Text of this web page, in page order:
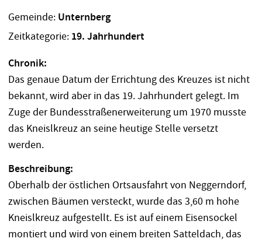
Gemeinde: Unternberg
Zeitkategorie: 19. Jahrhundert
Chronik:
Das genaue Datum der Errichtung des Kreuzes ist nicht
bekannt, wird aber in das 19. Jahrhundert gelegt. Im
Zuge der Bundesstraßenerweiterung um 1970 musste
das Kneislkreuz an seine heutige Stelle versetzt
werden.
Beschreibung:
Oberhalb der östlichen Ortsausfahrt von Neggerndorf,
zwischen Bäumen versteckt, wurde das 3,60 m hohe
Kneislkreuz aufgestellt. Es ist auf einem Eisensockel
montiert und wird von einem breiten Satteldach, das